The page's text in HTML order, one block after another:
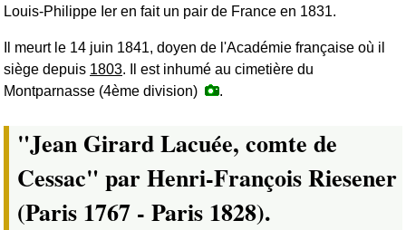
Louis-Philippe Ier en fait un pair de France en 1831.
Il meurt le 14 juin 1841, doyen de l'Académie française où il
siège depuis 1803. Il est inhumé au cimetière du
Montparnasse (4ème division)
.
"Jean Girard Lacuée, comte de
Cessac" par Henri-François Riesener
(Paris 1767 - Paris 1828).